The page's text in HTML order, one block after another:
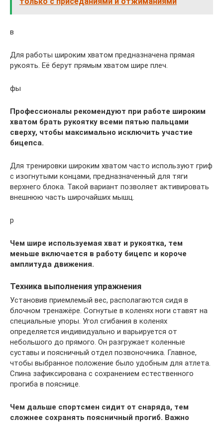
в
Для работы широким хватом предназначена прямая
рукоять. Её берут прямым хватом шире плеч.
фы
Профессионалы рекомендуют при работе широким
хватом брать рукоятку всеми пятью пальцами
сверху, чтобы максимально исключить участие
бицепса.
Для тренировки широким хватом часто используют гриф
с изогнутыми концами, предназначенный для тяги
верхнего блока. Такой вариант позволяет активировать
внешнюю часть широчайших мышц.
р
Чем шире используемая хват и рукоятка, тем
меньше включается в работу бицепс и короче
амплитуда движения.
Техника выполнения упражнения
Установив приемлемый вес, располагаются сидя в
блочном тренажёре. Согнутые в коленях ноги ставят на
специальные упоры. Угол сгибания в коленях
определяется индивидуально и варьируется от
небольшого до прямого. Он разгружает коленные
суставы и поясничный отдел позвоночника. Главное,
чтобы выбранное положение было удобным для атлета.
Спина зафиксирована с сохранением естественного
прогиба в пояснице.
Чем дальше спортсмен сидит от снаряда, тем
сложнее сохранять поясничный прогиб. Важно